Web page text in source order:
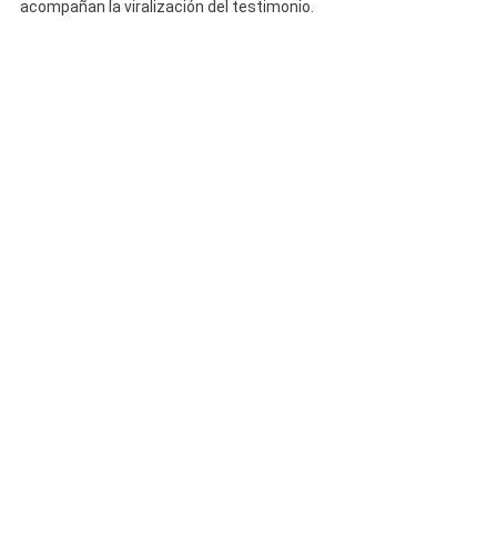
acompañan la viralización del testimonio.